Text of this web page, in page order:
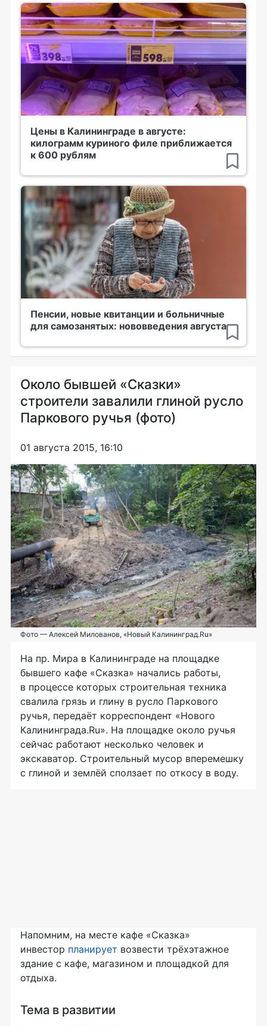
Цены в Калининграде в августе:
килограмм куриного филе приближается
к 600 рублям
Пенсии, новые квитанции и больничные
для самозанятых: нововведения августа
Около бывшей «Сказки»
строители завалили глиной русло
Паркового ручья (фото)
01 августа 2015, 16:10
Фото — Алексей Милованов, «Новый Калининград.Ru»
На пр. Мира в Калининграде на площадке
бывшего кафе «Сказка» начались работы,
в процессе которых строительная техника
свалила грязь и глину в русло Паркового
ручья, передаёт корреспондент «Нового
Калининграда.Ru». На площадке около ручья
сейчас работают несколько человек и
экскаватор. Строительный мусор вперемешку
с глиной и землёй сползает по откосу в воду.
Напомним, на месте кафе «Сказка»
инвестор планирует возвести трёхэтажное
здание с кафе, магазином и площадкой для
отдыха.
Тема в развитии